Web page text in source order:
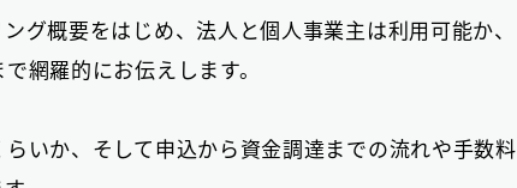
大手消費者金融で借りる 3
グ概要をはじめ、法人と個人事業主は利用可能か、
網羅的にお伝えします。
いか、そして申込から資金調達までの流れや手数料